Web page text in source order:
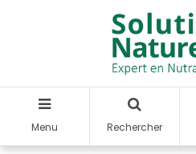
Menu Rechercher